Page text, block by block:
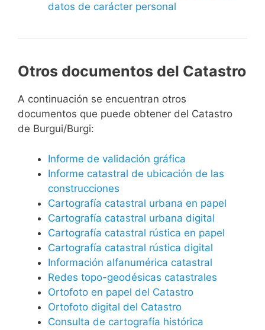
datos de carácter personal
Otros documentos del Catastro
A continuación se encuentran otros
documentos que puede obtener del Catastro
de Burgui/Burgi:
Informe de validación gráfica
Informe catastral de ubicación de las
construcciones
Cartografía catastral urbana en papel
Cartografía catastral urbana digital
Cartografía catastral rústica en papel
Cartografía catastral rústica digital
Información alfanumérica catastral
Redes topo-geodésicas catastrales
Ortofoto en papel del Catastro
Ortofoto digital del Catastro
Consulta de cartografía histórica